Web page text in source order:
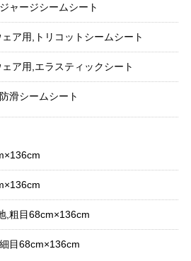
ャージシームシート
ア用,トリコットシームシート
ア用,エラスティックシート
滑シームシート
,粗目68cm×136cm
目68cm×136cm